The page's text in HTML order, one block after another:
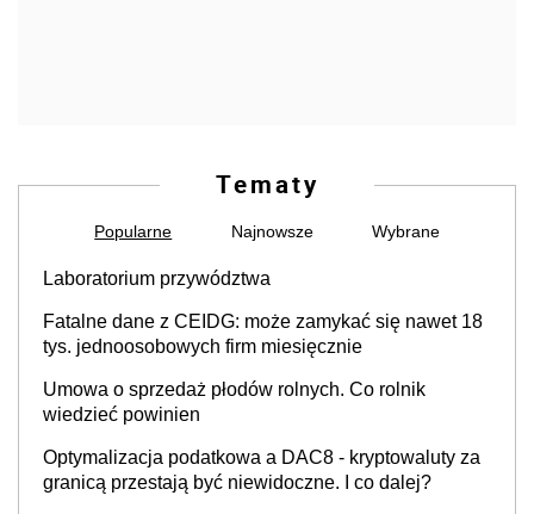
Tematy
Popularne Najnowsze Wybrane
Laboratorium przywództwa
Fatalne dane z CEIDG: może zamykać się nawet 18
tys. jednoosobowych firm miesięcznie
Umowa o sprzedaż płodów rolnych. Co rolnik
wiedzieć powinien
Optymalizacja podatkowa a DAC8 - kryptowaluty za
granicą przestają być niewidoczne. I co dalej?